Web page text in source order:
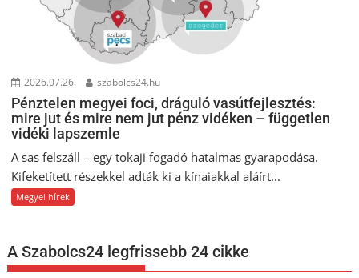
2026.07.26. szabolcs24.hu
Pénztelen megyei foci, dráguló vasútfejlesztés:
mire jut és mire nem jut pénz vidéken – független
vidéki lapszemle
A sas felszáll – egy tokaji fogadó hatalmas gyarapodása.
Kifeketített részekkel adták ki a kínaiakkal aláírt...
Megyei hírek
A Szabolcs24 legfrissebb 24 cikke